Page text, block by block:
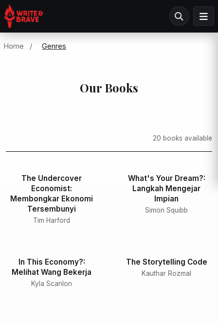
Home / Genres
Our Books
20 books available
The Undercover
Economist:
Membongkar Ekonomi
Tersembunyi
Tim Harford
What's Your Dream?:
Langkah Mengejar
Impian
Simon Squibb
In This Economy?:
Melihat Wang Bekerja
Kyla Scanlon
The Storytelling Code
Kauthar Rozmal